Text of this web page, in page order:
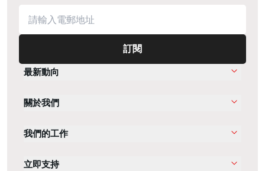
訂閱
最新動向
關於我們
我們的工作
立即支持